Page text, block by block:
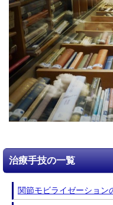
治療手技の一覧
関節モビライゼーション